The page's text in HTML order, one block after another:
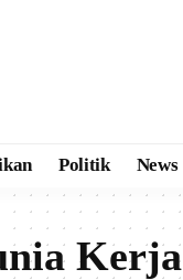
Politik News
Kerja